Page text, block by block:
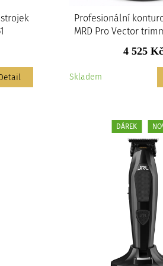
Profesionální
MRD Pro Vector
4 525 Kč
Skladem
DÁREK